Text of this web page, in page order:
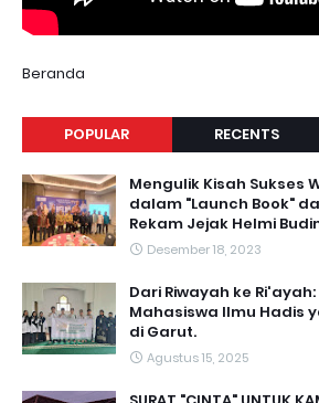
Beranda
POPULAR RECENTS
Mengulik Kisah Sukses
dalam "Launch Book"
Rekam Jejak Helmi
Desember 18, 2023
Dari Riwayah ke
Mahasiswa Ilmu Hadis
di Garut.
Agustus 15, 2025